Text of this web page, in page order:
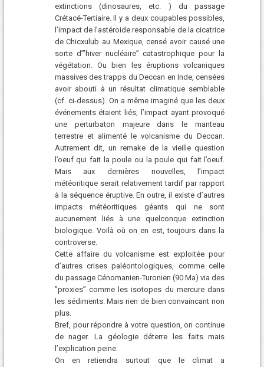
extinctions (dinosaures, etc. ) du passage
Crétacé-Tertiaire. Il y a deux coupables possibles,
l’impact de l’astéroide responsable de la cicatrice
de Chicxulub au Mexique, censé avoir causé une
sorte d’”hiver nucléaire” catastrophique pour la
végétation. Ou bien les éruptions volcaniques
massives des trapps du Deccan en Inde, censées
avoir abouti à un résultat climatique semblable
(cf. ci-dessus). On a même imaginé que les deux
événements étaient liés, l’impact ayant provoqué
une perturbaton majeure dans le manteau
terrestre et alimenté le volcanisme du Deccan.
Autrement dit, un remake de la vieille question
l’oeuf qui fait la poule ou la poule qui fait l’oeuf.
Mais aux dernières nouvelles, l’impact
météoritique serait relativement tardif par rapport
à la séquence éruptive. En outre, il existe d’autres
impacts météoritiques géants qui ne sont
aucunement liés à une quelconque extinction
biologique. Voilà où on en est, toujours dans la
controverse.
Cette affaire du volcanisme est exploitée pour
d’autres crises paléontologiques, comme celle
du passage Cénomanien-Turonien (90 Ma) via des
”proxies” comme les isotopes du mercure dans
les sédiments. Mais rien de bien convaincant non
plus.
Bref, pour répondre à votre question, on continue
de nager. La géologie déterre les faits mais
l’explication peine.
On en retiendra surtout que le climat a